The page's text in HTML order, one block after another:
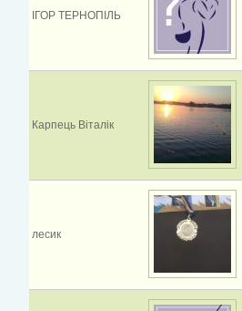
ІГОР ТЕРНОПІЛЬ
Карпець Віталік
лесик